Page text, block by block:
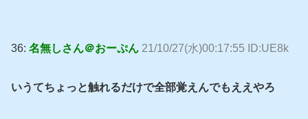
36: 名無しさん＠おーぷん 21/10/27(水)00:17:55 ID:UE8k
いうてちょっと触れるだけで全部覚えんでもええやろ